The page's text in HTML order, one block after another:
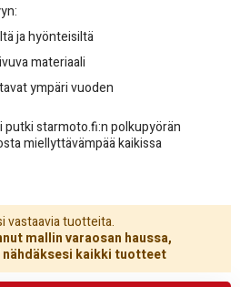
ja hyönteisiltä
materiaali
ympäri vuoden
putki starmoto.fi:n polkupyörän
miellyttävämpää kaikissa
vastaavia tuotteita.
mallin varaosan haussa,
nähdäksesi kaikki tuotteet